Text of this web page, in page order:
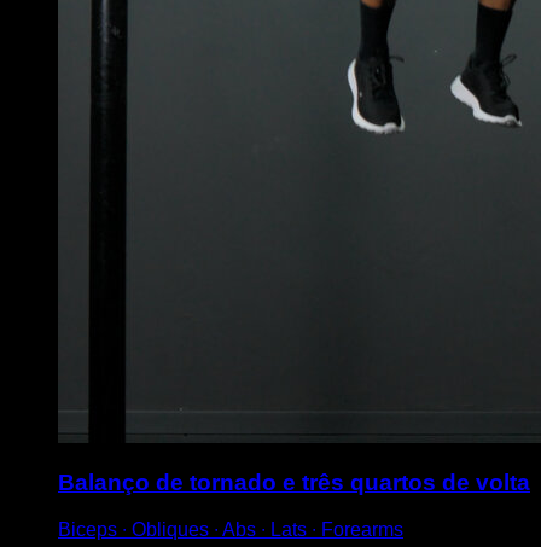
Balanço de tornado e três quartos de volta
Biceps ∙ Obliques ∙ Abs ∙ Lats ∙ Forearms